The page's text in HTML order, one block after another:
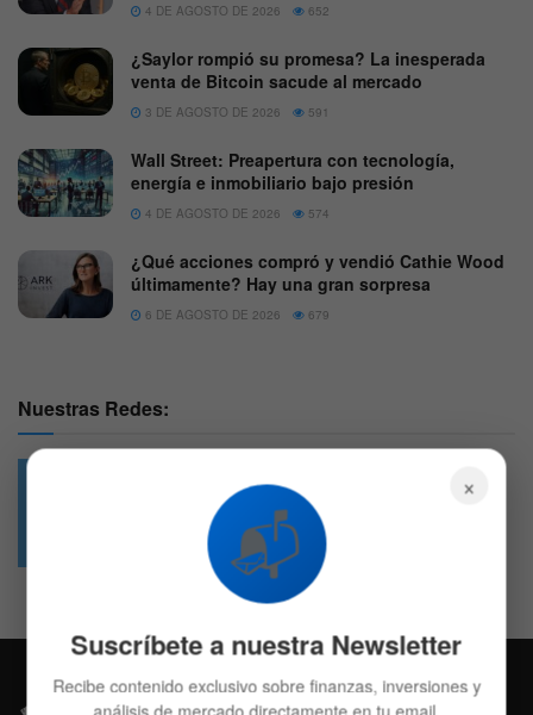
4 DE AGOSTO DE 2026 652
¿Saylor rompió su promesa? La inesperada
venta de Bitcoin sacude al mercado
3 DE AGOSTO DE 2026 591
Wall Street: Preapertura con tecnología,
energía e inmobiliario bajo presión
4 DE AGOSTO DE 2026 574
¿Qué acciones compró y vendió Cathie Wood
últimamente? Hay una gran sorpresa
6 DE AGOSTO DE 2026 679
Nuestras Redes:
4.7k
Followers
×
📬
Suscríbete a nuestra Newsletter
Recibe contenido exclusivo sobre finanzas, inversiones y
análisis de mercado directamente en tu email.